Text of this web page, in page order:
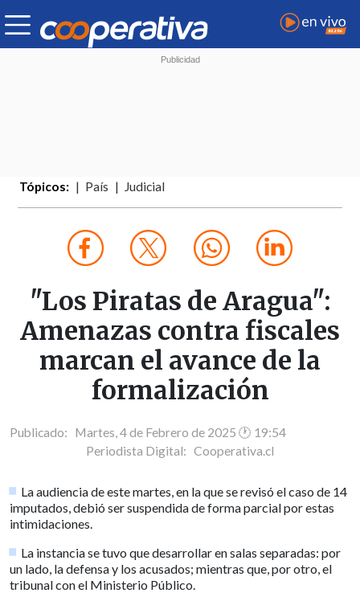
Tópicos: País Judicial
"Los Piratas de Aragua":
Amenazas contra fiscales
marcan el avance de la
formalización
Publicado: Martes, 4 de Febrero de 2025 🕐 19:54
Periodista Digital: Cooperativa.cl
La audiencia de este martes, en la que se revisó el caso de 14
imputados, debió ser suspendida de forma parcial por estas
intimidaciones.
La instancia se tuvo que desarrollar en salas separadas: por
un lado, la defensa y los acusados; mientras que, por otro, el
tribunal con el Ministerio Público.